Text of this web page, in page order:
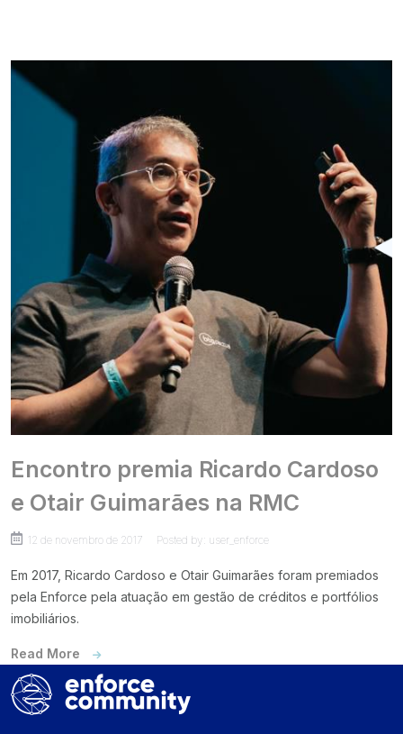
Encontro premia Ricardo Cardoso
e Otair Guimarães na RMC
12 de novembro de 2017 Posted by: user_enforce
Em 2017, Ricardo Cardoso e Otair Guimarães foram premiados
pela Enforce pela atuação em gestão de créditos e portfólios
imobiliários.
Read More